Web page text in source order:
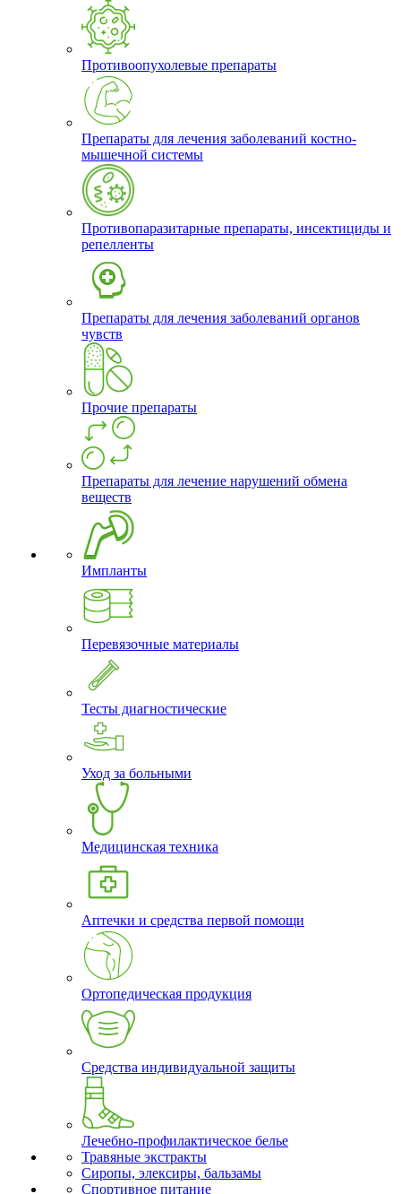
Противоопухолевые препараты
Препараты для лечения заболеваний костно-
мышечной системы
Противопаразитарные препараты, инсектициды и
репелленты
Препараты для лечения заболеваний органов
чувств
Прочие препараты
Препараты для лечение нарушений обмена
веществ
Импланты
Перевязочные материалы
Тесты диагностические
Уход за больными
Медицинская техника
Аптечки и средства первой помощи
Ортопедическая продукция
Средства индивидуальной защиты
Лечебно-профилактическое белье
Травяные экстракты
Сиропы, элексиры, бальзамы
Спортивное питание